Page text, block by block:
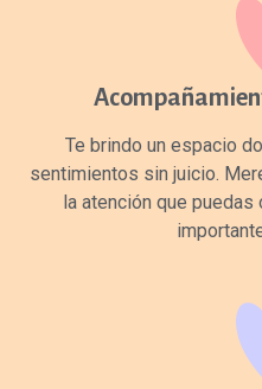
Te brindo un espacio
sentimientos sin juicio.
la atención que